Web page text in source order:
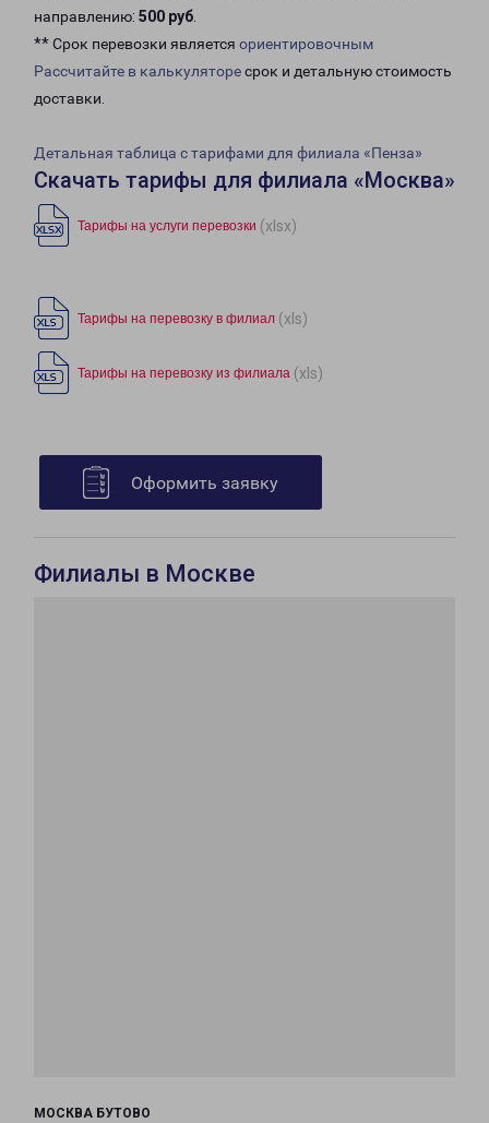
направлению: 500 руб.
** Срок перевозки является ориентировочным
Рассчитайте в калькуляторесрок и детальную стоимость
доставки.
Детальная таблица с тарифами для филиала «Пенза»
Скачать тарифы для филиала «Москва»
Тарифы на услуги перевозки (xlsx)
Тарифы на перевозку в филиал (xls)
Тарифы на перевозку из филиала (xls)
Оформить заявку
Филиалы в Москве
МОСКВА БУТОВО